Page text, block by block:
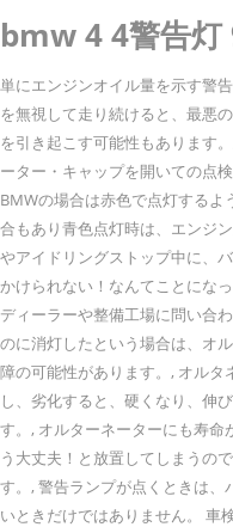
bmw 4 4警告灯
単にエンジンオイル量を示す警
を無視して走り続けると、最悪
を引き起こす可能性もあります
ーター・キャップを開いての点
BMWの場合は赤色で点灯する
合もあり青色点灯時は、エンジ
やアイドリングストップ中に、
かけられない！なんてことにな
ディーラーや整備工場に問い合
のに消灯したという場合は、オ
障の可能性があります。, オル
し、劣化すると、硬くなり、伸
す。, オルターネーターにも寿
う大丈夫！と放置してしまうの
す。, 警告ランプが点くときは
いときだけではありません。